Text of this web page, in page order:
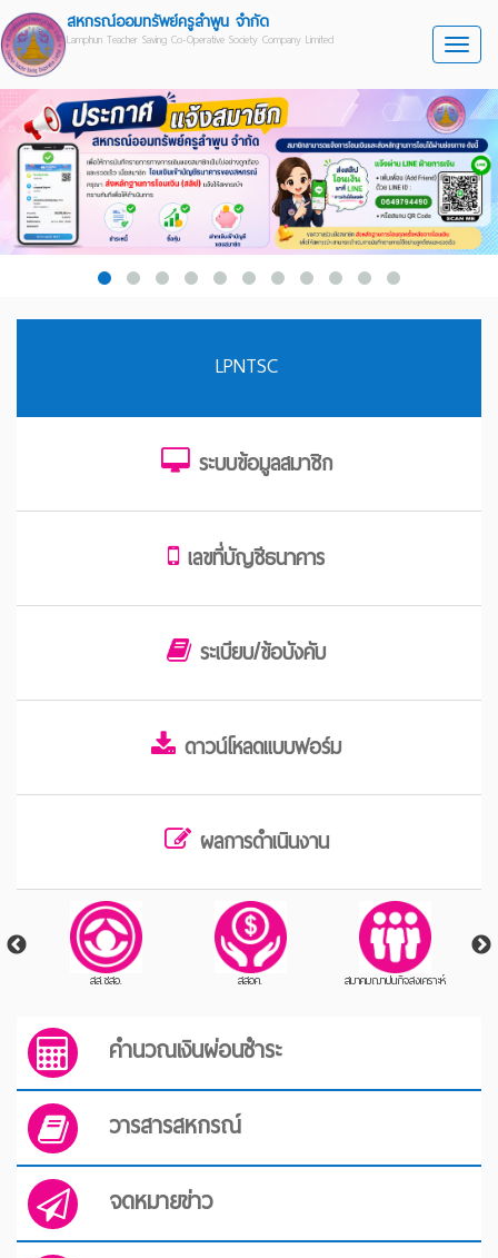
สหกรณ์ออมทรัพย์ครูลำพูน จำกัด
Lamphun Teacher Saving Co-Operative Society Company Limited
LPNTSC
ระบบข้อมูลสมาชิก
เลขที่บัญชีธนาคาร
ระเบียบ/ข้อบังคับ
ดาวน์โหลดแบบฟอร์ม
ผลการดำเนินงาน
สส.ชสอ. สสอค. สมาคมฌาปนกิจสงเคราะห์
คำนวณเงินผ่อนชำระ
วารสารสหกรณ์
จดหมายข่าว